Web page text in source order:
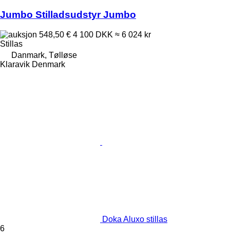
Jumbo Stilladsudstyr Jumbo
548,50 € 4 100 DKK ≈ 6 024 kr
Stillas
Danmark, Tølløse
Klaravik Denmark
Doka Aluxo stillas
6